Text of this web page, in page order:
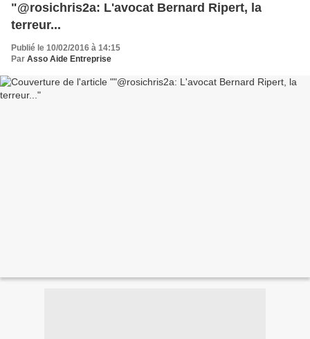
"@rosichris2a: L'avocat Bernard Ripert, la
terreur...
Publié le 10/02/2016 à 14:15
Par Asso Aide Entreprise